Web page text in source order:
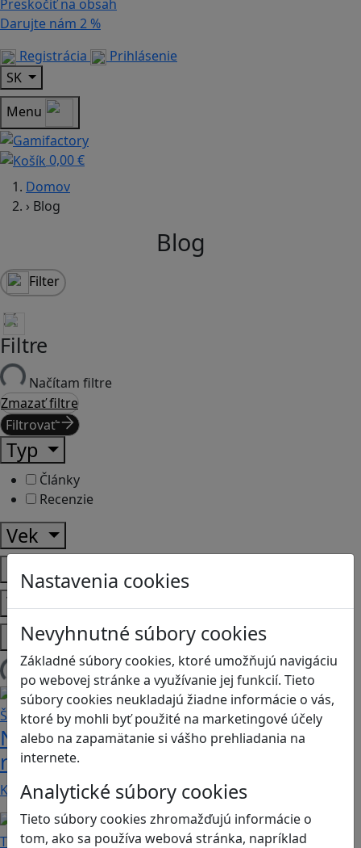
Preskočiť na obsah
Darujte nám 2 %
Registrácia
Prihlásenie
SK
Menu
0,00 €
Nastavenia cookies
Nevyhnutné súbory cookies
Základné súbory cookies, ktoré umožňujú navigáciu
po webovej stránke a využívanie jej funkcií. Tieto
súbory cookies neukladajú žiadne informácie o vás,
ktoré by mohli byť použité na marketingové účely
alebo na zapamätanie si vášho prehliadania na
internete.
Analytické súbory cookies
Tieto súbory cookies zhromažďujú informácie o
tom, ako sa používa webová stránka, napríklad
Domov
› Blog
Blog
Filter
Filtre
Načítam filtre
Zmazať filtre
Filtrovať
Typ
Články
Recenzie
Vek
Predmety
Témy
Platformy
Načítam blogy
Návod pre rodičov: Ako na výber
rodičovského zámku? Štvrtá časť
Kvalitné aplikácie, ktoré ponúkajú bezpečné…